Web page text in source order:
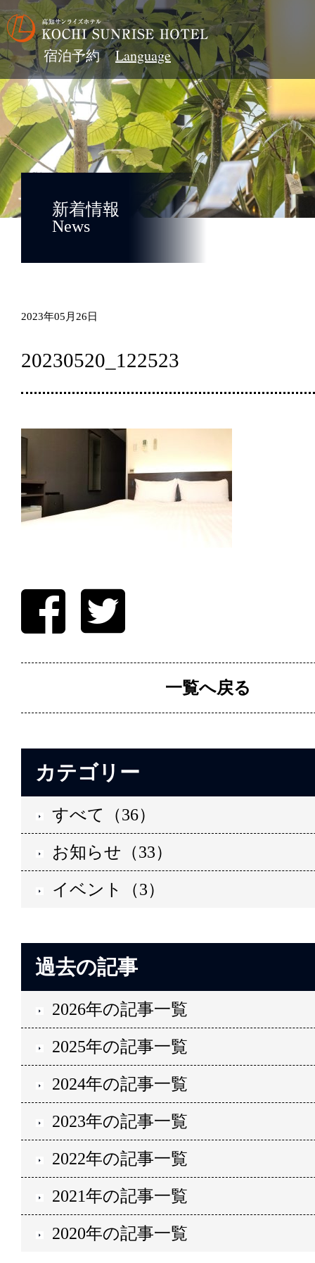
宿泊予約
新着情報
News
2023年05月26日
20230520_122523
一覧へ戻る
カテゴリー
すべて（36）
お知らせ（33）
イベント（3）
過去の記事
2026年の記事一覧
2025年の記事一覧
2024年の記事一覧
2023年の記事一覧
2022年の記事一覧
2021年の記事一覧
2020年の記事一覧